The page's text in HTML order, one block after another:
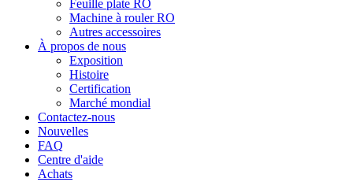
Feuille plate RO
Machine à rouler RO
Autres accessoires
À propos de nous
Exposition
Histoire
Certification
Marché mondial
Contactez-nous
Nouvelles
FAQ
Centre d'aide
Achats